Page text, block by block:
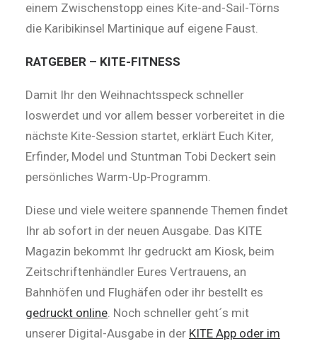
einem Zwischenstopp eines Kite-and-Sail-Törns
die Karibikinsel Martinique auf eigene Faust.
RATGEBER – KITE-FITNESS
Damit Ihr den Weihnachtsspeck schneller
loswerdet und vor allem besser vorbereitet in die
nächste Kite-Session startet, erklärt Euch Kiter,
Erfinder, Model und Stuntman Tobi Deckert sein
persönliches Warm-Up-Programm.
Diese und viele weitere spannende Themen findet
Ihr ab sofort in der neuen Ausgabe. Das KITE
Magazin bekommt Ihr gedruckt am Kiosk, beim
Zeitschriftenhändler Eures Vertrauens, an
Bahnhöfen und Flughäfen oder ihr bestellt es
gedruckt online. Noch schneller geht´s mit
unserer Digital-Ausgabe in der KITE App oder im